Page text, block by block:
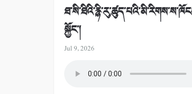
སྐྱོང་།
Jul 9, 2026